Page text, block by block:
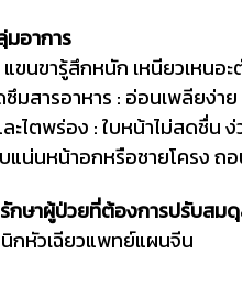
อาการ
แขนขารู้สึกหนัก เหนียวเหน
มสารอาหาร : อ่อนเพลียง่
ะไตพร่อง : ใบหน้าไม่สดชื่น
แน่นหน้าอกหรือชายโครง
กษาผู้ป่วยที่ต้องการปรับสม
กหัวเฉียวแพทย์แผนจีน